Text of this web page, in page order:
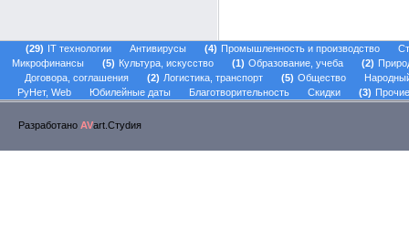
29 IT технологии Антивирусы 4 Промышленность и производство
Микрофинансы
5 Культура, искусство 1 Образование, учеба 2
Договора, соглашения
2 Логистика, транспорт 5 Общество
РуНет, Web
Юбилейные даты Благотворительность Скидки 3
Разработано AVart.Стуdия